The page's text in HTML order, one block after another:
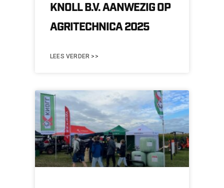
KNOLL B.V. AANWEZIG OP
AGRITECHNICA 2025
LEES VERDER >>